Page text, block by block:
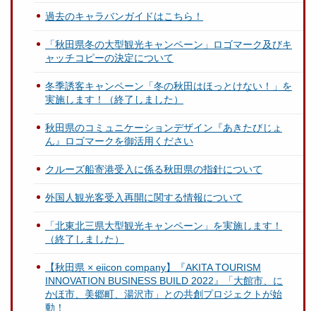
過去のキャラバンガイドはこちら！
「秋田県冬の大型観光キャンペーン」ロゴマーク及びキ
ャッチコピーの決定について
冬季誘客キャンペーン「冬の秋田はほっとけない！」を
実施します！（終了しました）
秋田県のコミュニケーションデザイン『あきたびじょ
ん』ロゴマークを御活用ください
クルーズ船寄港受入に係る秋田県の指針について
外国人観光客受入再開に関する情報について
「北東北三県大型観光キャンペーン」を実施します！
（終了しました）
【秋田県 × eiicon company】『AKITA TOURISM
INNOVATION BUSINESS BUILD 2022』「大館市、に
かほ市、美郷町、湯沢市」との共創プロジェクトが始
動！